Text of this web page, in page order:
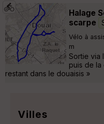
Halage
scarpe
Vélo à
m
Sortie via
puis de la
restant dans le douaisis »
Villes